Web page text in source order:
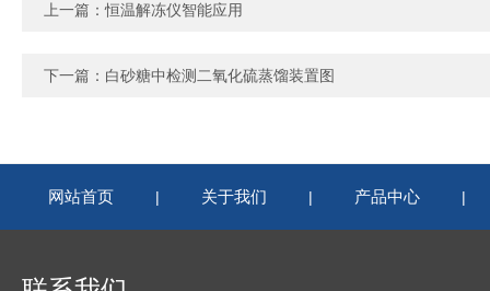
上一篇：恒温解冻仪智能应用
下一篇： 白砂糖中检测二氧化硫蒸馏装置图
网站首页 | 关于我们 | 产品中心 |